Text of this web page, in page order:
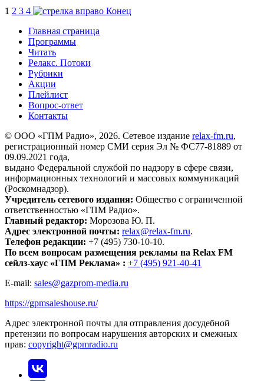
1 2 3 4
Конец
Главная страница
Программы
Читать
Релакс. Потоки
Рубрики
Акции
Плейлист
Вопрос-ответ
Контакты
© ООО «ГПМ Радио», 2026. Сетевое издание relax-fm.ru,
регистрационный номер СМИ серия Эл № ФС77-81889 от
09.09.2021 года,
выдано Федеральной службой по надзору в сфере связи,
информационных технологий и массовых коммуникаций
(Роскомнадзор).
Учредитель сетевого издания: Общество с ограниченной
ответственностью «ГПМ Радио».
Главный редактор: Морозова Ю. П.
Адрес электронной почты: relax@relax-fm.ru.
Телефон редакции: +7 (495) 730-10-10.
По всем вопросам размещения рекламы на Relax FM
сейлз-хаус «ГПМ Реклама» : +7 (495) 921-40-41
E-mail: sales@gazprom-media.ru
https://gpmsaleshouse.ru/
Адрес электронной почты для отправления досудебной
претензии по вопросам нарушения авторских и смежных
прав: copyright@gpmradio.ru